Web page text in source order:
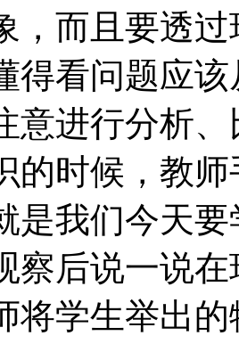
，而且要透
得看问题应
意进行分析
的时候，教
是我们今天
察后说一说
将学生举出